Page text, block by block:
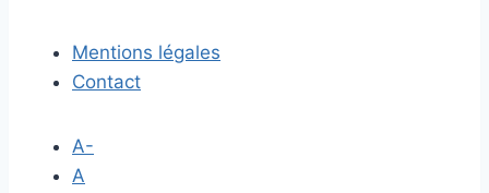
Mentions légales
Contact
A-
A